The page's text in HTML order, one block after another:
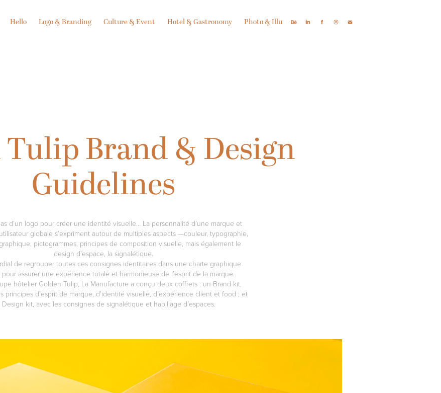
Hello Logo & Branding Culture & Event Hotel & Gastronomy Photo & Illu
Tulip Brand & Design
Guidelines
d’un logo pour créer une identité visuelle… La personnalité d’une marque et
globale s’expriment autour de multiples aspects —couleur, typographie,
pictogrammes, principes de composition visuelle, mais également le
design d’espace, la signalétique.
de regrouper toutes ces consignes identitaires dans une charte graphique
pour assurer une expérience totale et harmonieuse de l’esprit de la marque.
hôtelier Golden Tulip, La Manufacture a conçu deux coffrets : un Brand kit,
principes d’esprit de marque, d’identité visuelle, d’expérience client et food ; et
Design kit, avec les consignes de signalétique et habillage d’espaces.